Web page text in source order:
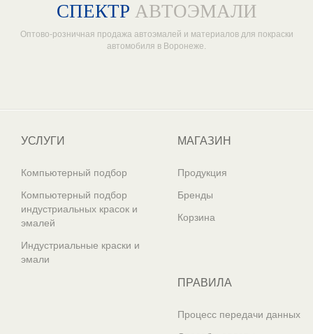
СПЕКТР АВТОЭМАЛИ
Оптово-розничная продажа автоэмалей и материалов для покраски
автомобиля в Воронеже.
УСЛУГИ
Компьютерный подбор
Компьютерный подбор
индустриальных красок и
эмалей
Индустриальные краски и
эмали
МАГАЗИН
Продукция
Бренды
Корзина
ПРАВИЛА
Процесс передачи данных